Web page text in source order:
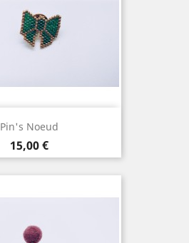
Pin's Noeud
Prix
15,00 €